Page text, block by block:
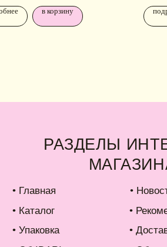
в корзину
• Обмен и возврат
• Доставка и
IDARI